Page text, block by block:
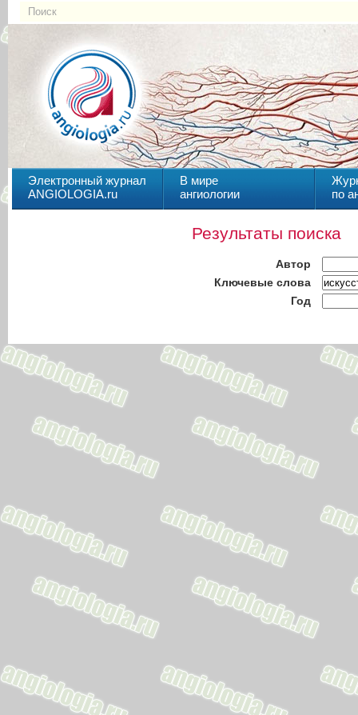
Электронный журнал
ANGIOLOGIA.ru
В мире
ангиологии
по
Результаты поиска
Автор
Ключевые слова
Год